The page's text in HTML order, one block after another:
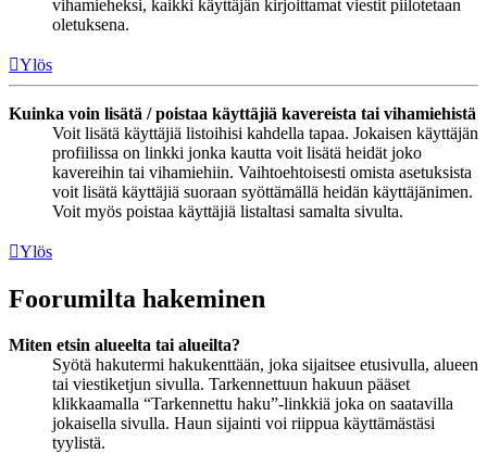
vihamieheksi, kaikki käyttäjän kirjoittamat viestit piilotetaan
oletuksena.
Ylös
Kuinka voin lisätä / poistaa käyttäjiä kavereista tai vihamiehistä
Voit lisätä käyttäjiä listoihisi kahdella tapaa. Jokaisen käyttäjän
profiilissa on linkki jonka kautta voit lisätä heidät joko
kavereihin tai vihamiehiin. Vaihtoehtoisesti omista asetuksista
voit lisätä käyttäjiä suoraan syöttämällä heidän käyttäjänimen.
Voit myös poistaa käyttäjiä listaltasi samalta sivulta.
Ylös
Foorumilta hakeminen
Miten etsin alueelta tai alueilta?
Syötä hakutermi hakukenttään, joka sijaitsee etusivulla, alueen
tai viestiketjun sivulla. Tarkennettuun hakuun pääset
klikkaamalla “Tarkennettu haku”-linkkiä joka on saatavilla
jokaisella sivulla. Haun sijainti voi riippua käyttämästäsi
tyylistä.